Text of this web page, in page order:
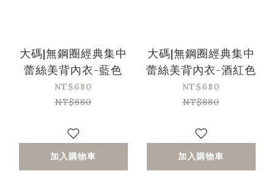
大碼|無鋼圈經典集中
蕾絲美背內衣-藍色
NT$680
NT$880
加入購物車
大碼|無鋼圈經典集中
蕾絲美背內衣-酒紅色
NT$680
NT$880
加入購物車